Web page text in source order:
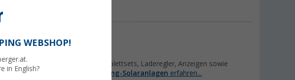
und Van: Solarmodule, Komplettsets, Laderegler, Anzeigen sowie
über unsere Kategorie Camping-Solaranlagen erfahren...
WEBSHOP!
in English?